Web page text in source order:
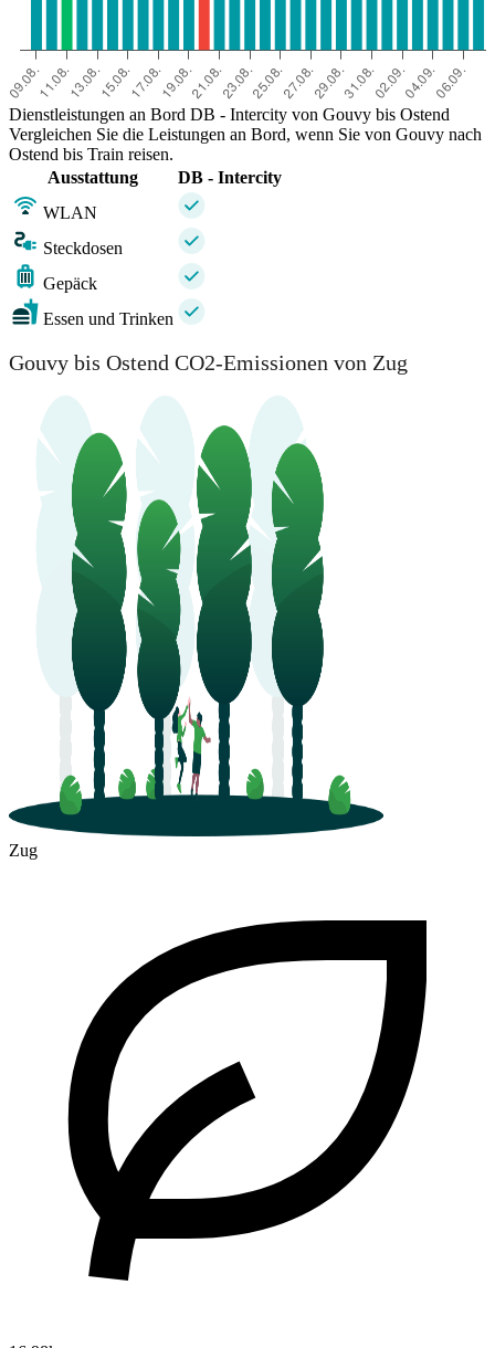
Dienstleistungen an Bord DB - Intercity von Gouvy bis Ostend
Vergleichen Sie die Leistungen an Bord, wenn Sie von Gouvy nach
Ostend bis Train reisen.
Ausstattung
DB - Intercity
WLAN
Steckdosen
Gepäck
Essen und Trinken
Gouvy bis Ostend CO2-Emissionen von Zug
Zug